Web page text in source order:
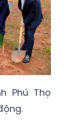
Phú Thọ